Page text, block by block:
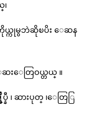
ယ္ကုမွဘဲဆိုၿပိး ေဆန
းေတြဝယ္တယ္ ။
၊ ဆားပုတ္ ၊ေတြြ